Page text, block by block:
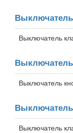
Выключатель
Выключатель
Выключатель
Выключатель